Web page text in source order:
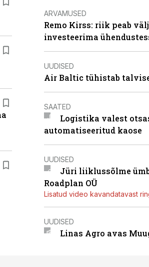
ARVAMUSED
Remo Kirss: riik peab
investeerima
UUDISED
Air Baltic tühistab
SAATED
Logistika valest
automatiseeritud kaose
UUDISED
Jüri liiklussõlme
Roadplan OÜ
Lisatud video kavandatavast
UUDISED
Linas Agro avas